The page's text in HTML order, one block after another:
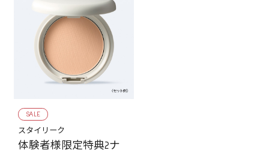
SALE
スタイリーク
体験者様限定特典2ナ